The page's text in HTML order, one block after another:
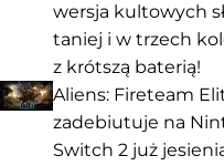
wersja kultowych
taniej i w trzech
z krótszą baterią!
Aliens: Fireteam
zadebiutuje na
Switch 2 już